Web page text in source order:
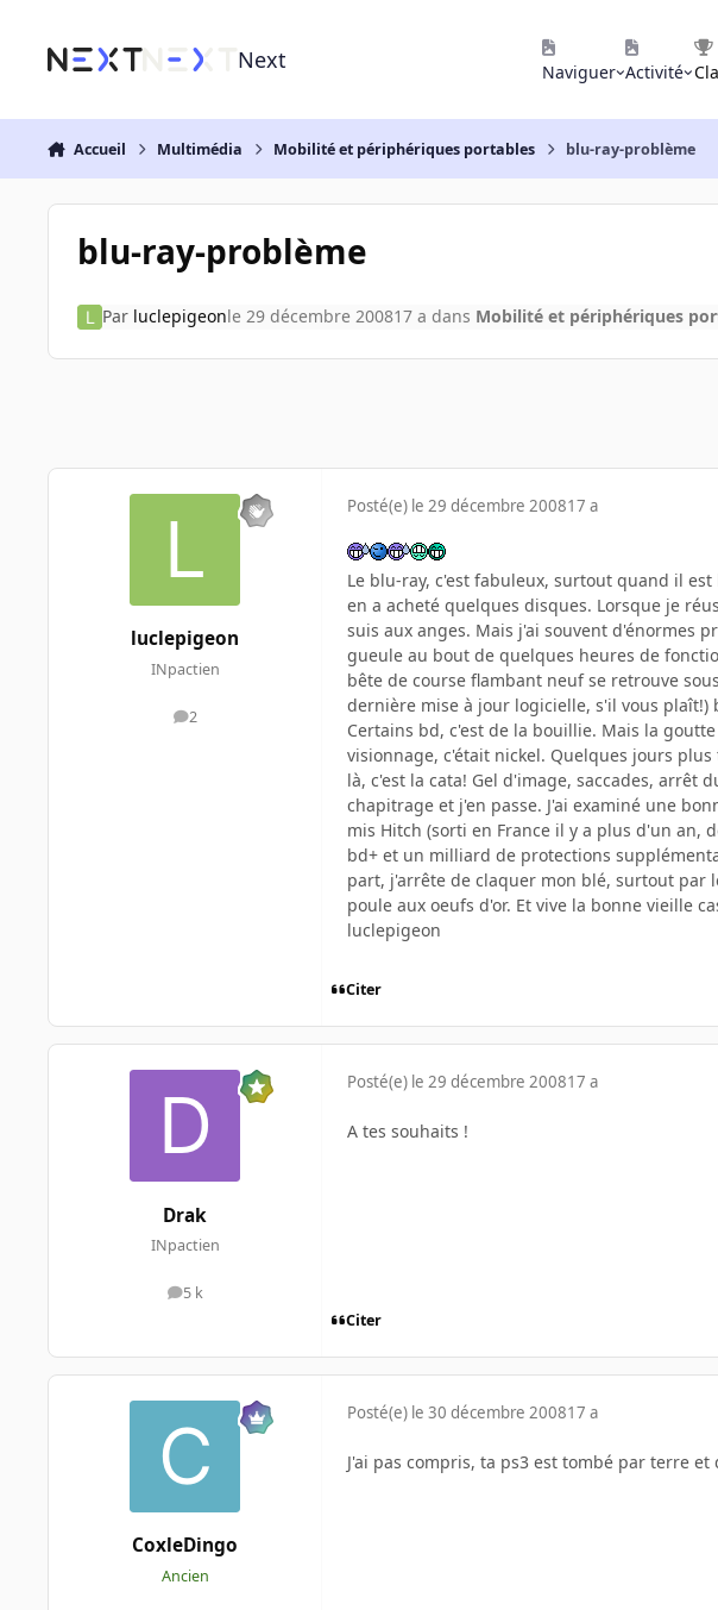
Next Naviguer Activité
Accueil Multimédia Mobilité et périphériques portables blu-ray-problème
blu-ray-problème
Par luclepigeonle 29 décembre 200817 a dans Mobilité et périphériques
luclepigeon
INpactien
2
messages
Posté(e) le 29 décembre 200817 a
Le blu-ray, c'est fabuleux, surtout quand il
en a acheté quelques disques. Lorsque je
suis aux anges. Mais j'ai souvent d'énormes
gueule au bout de quelques heures de
bête de course flambant neuf se retrouve
dernière mise à jour logicielle, s'il vous plaît!)
Certains bd, c'est de la bouillie. Mais la
visionnage, c'était nickel. Quelques jours
là, c'est la cata! Gel d'image, saccades,
chapitrage et j'en passe. J'ai examiné une
mis Hitch (sorti en France il y a plus d'un an,
bd+ et un milliard de protections
part, j'arrête de claquer mon blé, surtout par
poule aux oeufs d'or. Et vive la bonne vieille
luclepigeon
Citer
Drak
INpactien
5 k
messages
Posté(e) le 29 décembre 200817 a
A tes souhaits !
Citer
CoxleDingo
Ancien
Posté(e) le 30 décembre 200817 a
J'ai pas compris, ta ps3 est tombé par terre